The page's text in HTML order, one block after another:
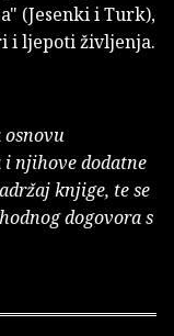
(Jesenki i Turk),
i ljepoti življenja.
osnovu
njihove dodatne
knjige, te se
dogovora s